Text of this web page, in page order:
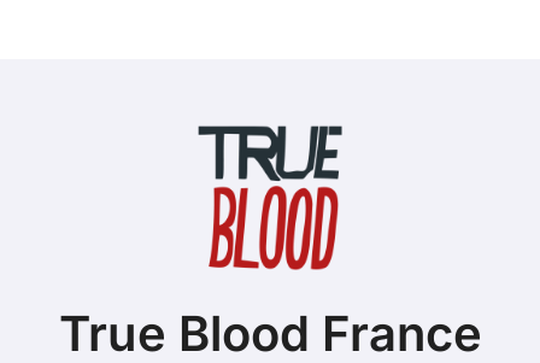
True Blood France